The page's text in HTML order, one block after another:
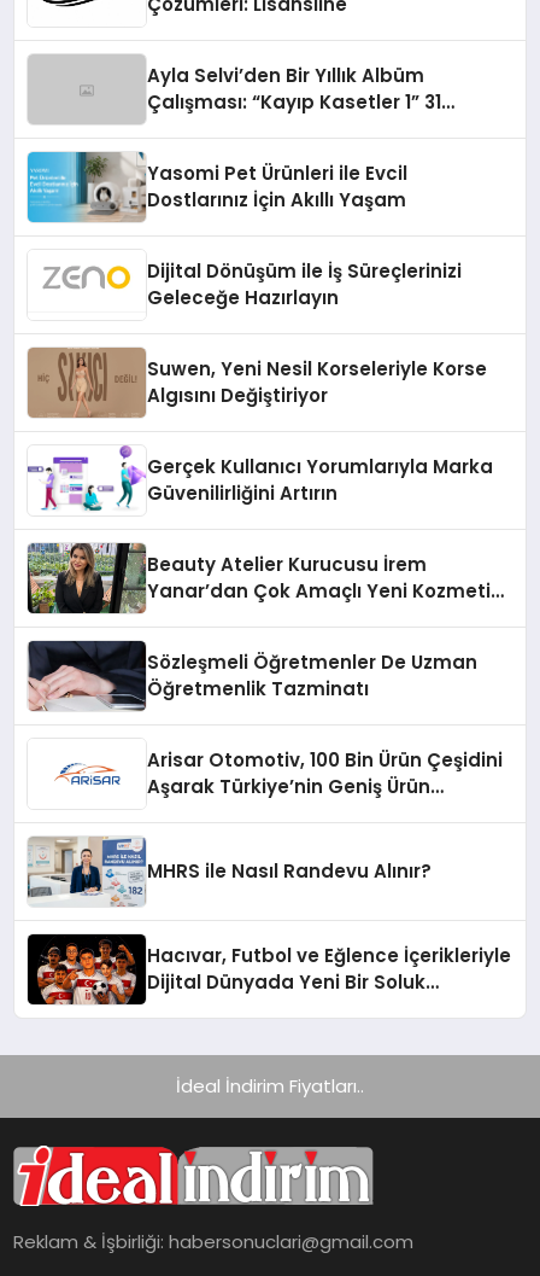
Ayla Selvi’den Bir Yıllık Albüm
Çalışması: “Kayıp Kasetler 1” 31
Yasomi Pet Ürünleri ile Evcil
Dostlarınız İçin Akıllı Yaşam
Dijital Dönüşüm ile İş Süreçlerinizi
Geleceğe Hazırlayın
Suwen, Yeni Nesil Korseleriyle Korse
Algısını Değiştiriyor
Gerçek Kullanıcı Yorumlarıyla Marka
Güvenilirliğini Artırın
Beauty Atelier Kurucusu İrem
Yanar’dan Çok Amaçlı Yeni Kozmetik
Sözleşmeli Öğretmenler De Uzman
Öğretmenlik Tazminatı
Arisar Otomotiv, 100 Bin Ürün Çeşidini
Aşarak Türkiye’nin Geniş Ürün
MHRS ile Nasıl Randevu Alınır?
Hacıvar, Futbol ve Eğlence İçerikleriyle
Dijital Dünyada Yeni Bir Soluk
İdeal İndirim Fiyatları..
Reklam & İşbirliği:habersonuclari@gmail.com